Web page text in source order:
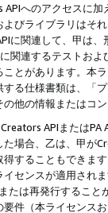
へのアクセスに
びライブラリはそ
に関連して、甲は
関連するテストお
とがあります。本
る仕様書類は、「
他の情報またはコ
APIまたはPA
場合、乙は、甲が
することもできま
センスが適用され
たは再発行するこ
件（本ライセン